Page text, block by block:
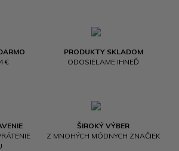
€
PRODUKTY SKLADOM
ODOSIELAME IHNEĎ
ŠIROKÝ VÝBER
Z MNOHÝCH MÓDNYCH ZNAČIEK